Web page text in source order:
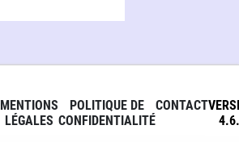
MENTIONS
LÉGALES
POLITIQUE DE
CONFIDENTIALITÉ
CONTACT